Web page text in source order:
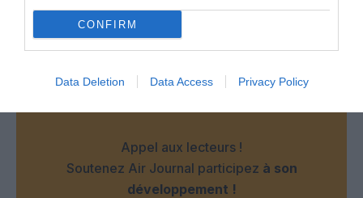
CONFIRM
Data Deletion Data Access Privacy Policy
Appel aux lecteurs !
Soutenez Air Journal participez à son
développement !